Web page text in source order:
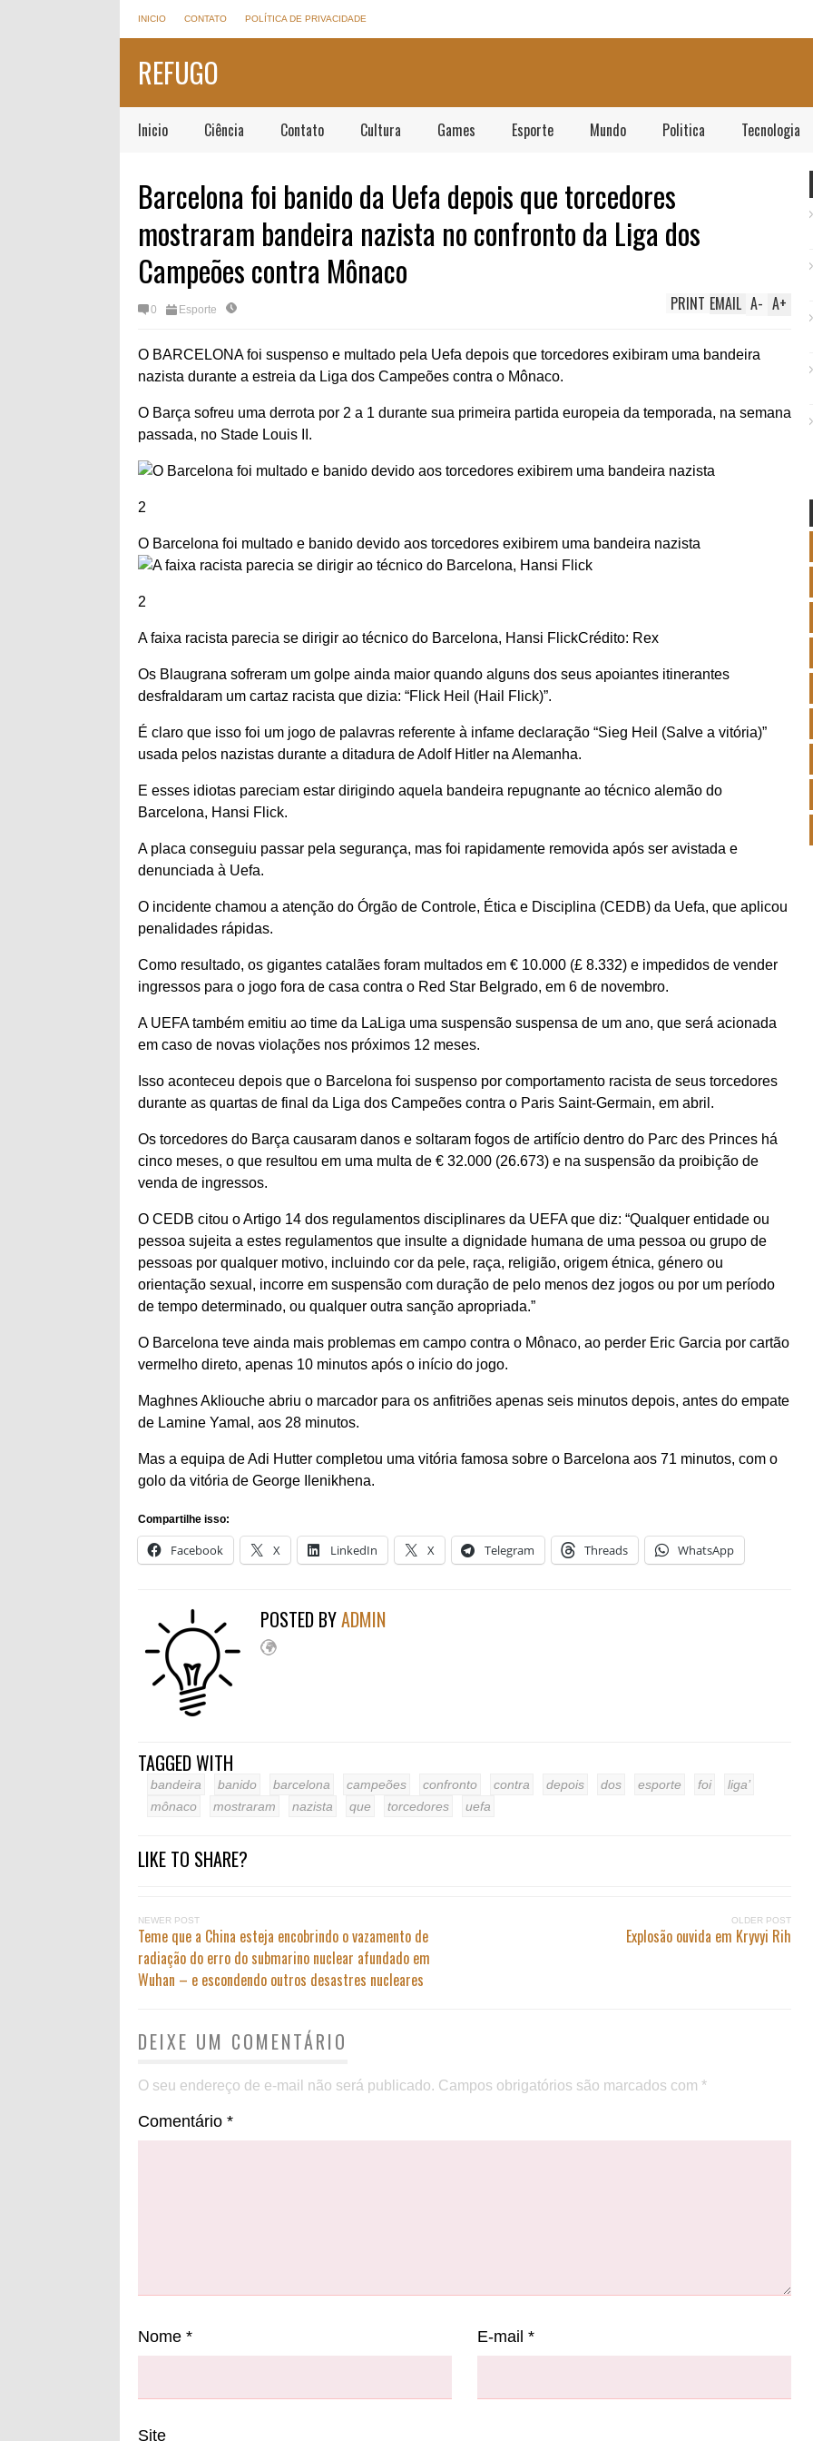
INICIO CONTATO POLÍTICA DE PRIVACIDADE
REFUGO
Inicio Ciência Contato Cultura Games Esporte Mundo Politica Tecnologia
Barcelona foi banido da Uefa depois que torcedores
mostraram bandeira nazista no confronto da Liga dos
Campeões contra Mônaco
0 Esporte A+
A-
EMAIL
PRINT
O BARCELONA foi suspenso e multado pela Uefa depois que torcedores exibiram uma bandeira
nazista durante a estreia da Liga dos Campeões contra o Mônaco.
O Barça sofreu uma derrota por 2 a 1 durante sua primeira partida europeia da temporada, na semana
passada, no Stade Louis II.
2
O Barcelona foi multado e banido devido aos torcedores exibirem uma bandeira nazista
2
A faixa racista parecia se dirigir ao técnico do Barcelona, ​​​​Hansi FlickCrédito: Rex
Os Blaugrana sofreram um golpe ainda maior quando alguns dos seus apoiantes itinerantes
desfraldaram um cartaz racista que dizia: “Flick Heil (Hail Flick)”.
É claro que isso foi um jogo de palavras referente à infame declaração “Sieg Heil (Salve a vitória)”
usada pelos nazistas durante a ditadura de Adolf Hitler na Alemanha.
E esses idiotas pareciam estar dirigindo aquela bandeira repugnante ao técnico alemão do
Barcelona, ​​Hansi Flick.
A placa conseguiu passar pela segurança, mas foi rapidamente removida após ser avistada e
denunciada à Uefa.
O incidente chamou a atenção do Órgão de Controle, Ética e Disciplina (CEDB) da Uefa, que aplicou
penalidades rápidas.
Como resultado, os gigantes catalães foram multados em € 10.000 (£ 8.332) e impedidos de vender
ingressos para o jogo fora de casa contra o Red Star Belgrado, em 6 de novembro.
A UEFA também emitiu ao time da LaLiga uma suspensão suspensa de um ano, que será acionada
em caso de novas violações nos próximos 12 meses.
Isso aconteceu depois que o Barcelona foi suspenso por comportamento racista de seus torcedores
durante as quartas de final da Liga dos Campeões contra o Paris Saint-Germain, em abril.
Os torcedores do Barça causaram danos e soltaram fogos de artifício dentro do Parc des Princes há
cinco meses, o que resultou em uma multa de € 32.000 (26.673) e na suspensão da proibição de
venda de ingressos.
O CEDB citou o Artigo 14 dos regulamentos disciplinares da UEFA que diz: “Qualquer entidade ou
pessoa sujeita a estes regulamentos que insulte a dignidade humana de uma pessoa ou grupo de
pessoas por qualquer motivo, incluindo cor da pele, raça, religião, origem étnica, género ou
orientação sexual, incorre em suspensão com duração de pelo menos dez jogos ou por um período
de tempo determinado, ou qualquer outra sanção apropriada.”
O Barcelona teve ainda mais problemas em campo contra o Mônaco, ao perder Eric Garcia por cartão
vermelho direto, apenas 10 minutos após o início do jogo.
Maghnes Akliouche abriu o marcador para os anfitriões apenas seis minutos depois, antes do empate
de Lamine Yamal, aos 28 minutos.
Mas a equipa de Adi Hutter completou uma vitória famosa sobre o Barcelona aos 71 minutos, com o
golo da vitória de George Ilenikhena.
Compartilhe isso:
Facebook X LinkedIn X Telegram Threads WhatsApp
POSTED BYADMIN
TAGGED WITH
bandeira banido barcelona campeões confronto contra depois dos esporte foi
liga’
mônaco
mostraram nazista que torcedores uefa
LIKE TO SHARE?
NEWER POST
Teme que a China esteja encobrindo o vazamento de
radiação do erro do submarino nuclear afundado em
Wuhan – e escondendo outros desastres nucleares
OLDER POST
Explosão ouvida em Kryvyi Rih
DEIXE UM COMENTÁRIO
O seu endereço de e-mail não será publicado. Campos obrigatórios são marcados com *
Comentário *
Nome * E-mail*
Site